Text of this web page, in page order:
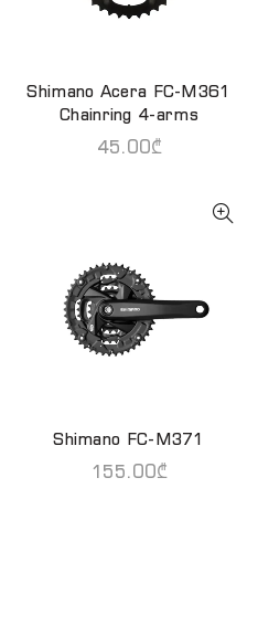
ᲙᲐᲚᲐᲗᲐᲨᲘ ᲓᲐᲛᲐᲢᲔᲑᲐ
Shimano Acera FC-M361
Chainring 4-arms
45.00₾
ᲙᲐᲚᲐᲗᲐᲨᲘ ᲓᲐᲛᲐᲢᲔᲑᲐ
Shimano FC-M371
155.00₾